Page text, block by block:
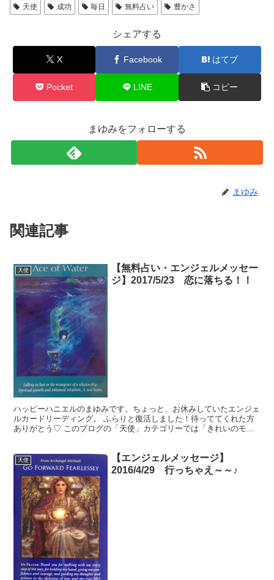
天使 成功 毎日 無料占い 豊かさ
シェアする
X Facebook はてブ
Pocket LINE コピー
まゆみをフォローする
まゆみ
関連記事
天使
【無料占い・エンジェルメッセー
ジ】2017/5/23 恋に落ちる！！
ハッピーハニエルのまゆみです。ちょっと、お休みしていたエンジェ
ルカードリーディング。 ふらりと復活しました！待っててくれた方
ありがとう♡ このブログの「天使」カテゴリーでは「きれいのモ
天使
【エンジェルメッセージ】
2016/4/29 行っちゃえ～～♪